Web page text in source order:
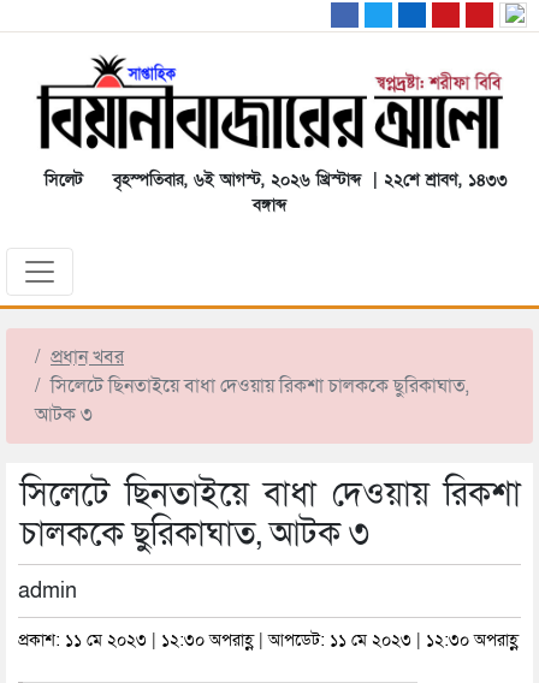
সিলেট
বৃহস্পতিবার, ৬ই আগস্ট, ২০২৬ খ্রিস্টাব্দ | ২২শে শ্রাবণ, ১৪৩৩
বঙ্গাব্দ
প্রধান খবর
সিলেটে ছিনতাইয়ে বাধা দেওয়ায় রিকশা চালককে ছুরিকাঘাত,
আটক ৩
সিলেটে ছিনতাইয়ে বাধা দেওয়ায় রিকশা
চালককে ছুরিকাঘাত, আটক ৩
admin
প্রকাশ: ১১ মে ২০২৩ | ১২:৩০ অপরাহ্ণ | আপডেট: ১১ মে ২০২৩ | ১২:৩০ অপরাহ্ণ